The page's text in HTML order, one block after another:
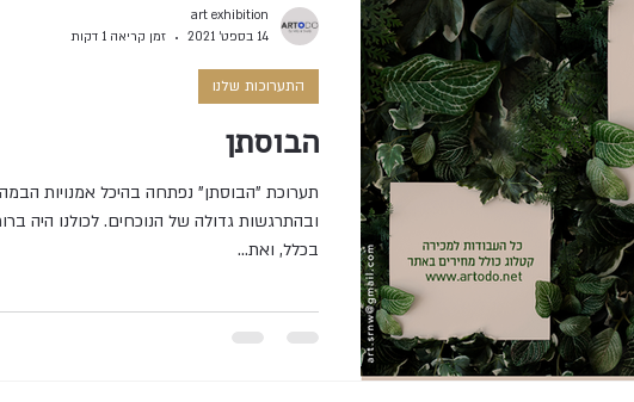
הבוסתן
תערוכת "הבוסתן" נפתחה בהיכל אמנויות הבמה
ובהתרגשות גדולה של הנוכחים. לכולנו היה
בכלל, ואת...
התערוכות שלנו
art exhibition
14 בספט׳ 2021
זמן קריאה 1 דקות